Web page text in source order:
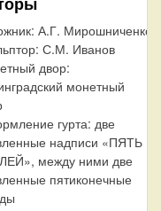
А.Г. Мирошниченко
С.М. Иванов
двор:
монетный
гурта: две
надписи «ПЯТЬ
между ними две
пятиконечные